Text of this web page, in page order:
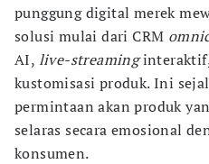
punggung digital merek
solusi mulai dari CRM
AI, live-streaming
kustomisasi produk. Ini
permintaan akan produk
selaras secara emosional
konsumen.